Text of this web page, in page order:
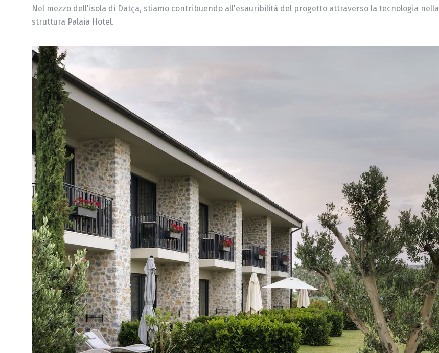
Nel mezzo dell'isola di Datça, stiamo contribuendo all'esauribilità del progetto attraverso la tecnologia nella
struttura Palaia Hotel.